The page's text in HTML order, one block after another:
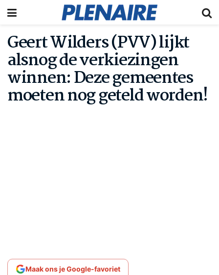
Geert Wilders (PVV) lijkt
alsnog de verkiezingen
winnen: Deze gemeentes
moeten nog geteld worden!
Maak ons je Google-favoriet